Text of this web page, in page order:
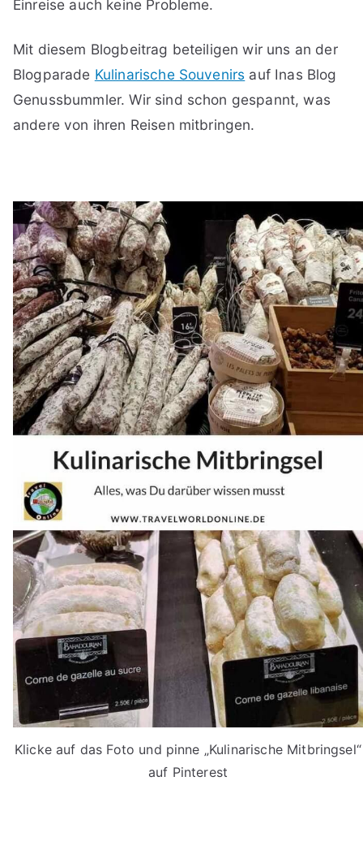
Einreise auch keine Probleme.
Mit diesem Blogbeitrag beteiligen wir uns an der
Blogparade Kulinarische Souvenirs auf Inas Blog
Genussbummler. Wir sind schon gespannt, was
andere von ihren Reisen mitbringen.
Klicke auf das Foto und pinne „Kulinarische Mitbringsel“
auf Pinterest